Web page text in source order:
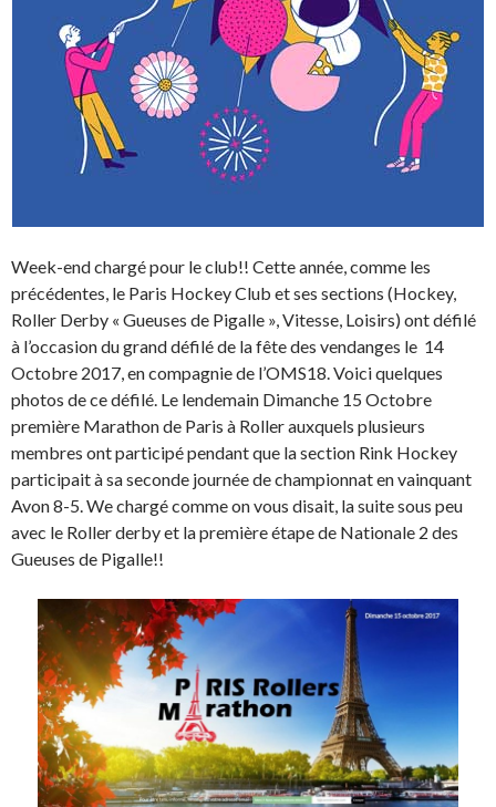
Week-end chargé pour le club!! Cette année, comme les
précédentes, le Paris Hockey Club et ses sections (Hockey,
Roller Derby « Gueuses de Pigalle », Vitesse, Loisirs) ont défilé
à l’occasion du grand défilé de la fête des vendanges le 14
Octobre 2017, en compagnie de l’OMS18. Voici quelques
photos de ce défilé. Le lendemain Dimanche 15 Octobre
première Marathon de Paris à Roller auxquels plusieurs
membres ont participé pendant que la section Rink Hockey
participait à sa seconde journée de championnat en vainquant
Avon 8-5. We chargé comme on vous disait, la suite sous peu
avec le Roller derby et la première étape de Nationale 2 des
Gueuses de Pigalle!!